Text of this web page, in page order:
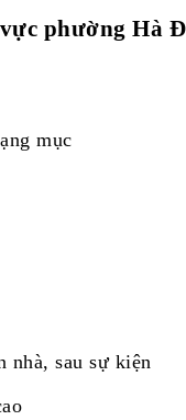
phường Hà
mục
nhà, sau sự kiện